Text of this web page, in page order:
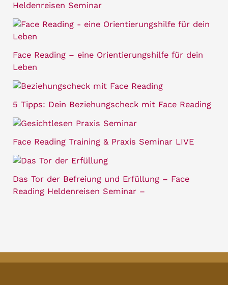
Heldenreisen Seminar
Face Reading – eine Orientierungshilfe für dein
Leben
5 Tipps: Dein Beziehungscheck mit Face Reading
Face Reading Training & Praxis Seminar LIVE
Das Tor der Befreiung und Erfüllung – Face
Reading Heldenreisen Seminar –